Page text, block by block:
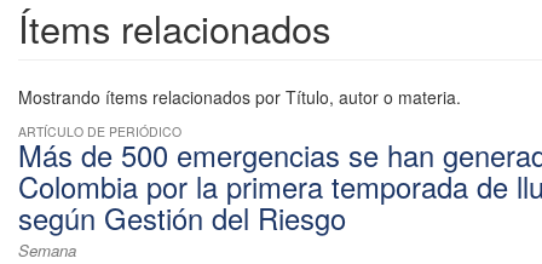
Ítems relacionados
Mostrando ítems relacionados por Título, autor o materia.
ARTÍCULO DE PERIÓDICO
Más de 500 emergencias se han
Colombia por la primera temporada de
según Gestión del Riesgo
Semana